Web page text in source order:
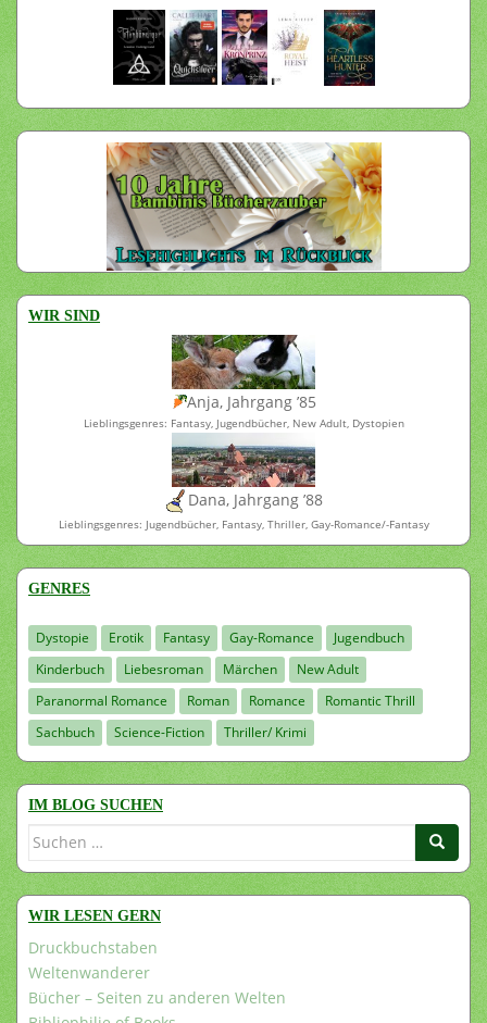
WIR SIND
Anja, Jahrgang ’85
Lieblingsgenres: Fantasy, Jugendbücher, New Adult, Dystopien
Dana, Jahrgang ’88
Lieblingsgenres: Jugendbücher, Fantasy, Thriller, Gay-Romance/-Fantasy
GENRES
Dystopie Erotik Fantasy Gay-Romance
Jugendbuch
Kinderbuch
Liebesroman Märchen
New Adult
Paranormal Romance
Roman Romance
Romantic Thrill
Sachbuch
Science-Fiction Thriller/ Krimi
IM BLOG SUCHEN
Suchen
WIR LESEN GERN
Druckbuchstaben
Weltenwanderer
Bücher – Seiten zu anderen Welten